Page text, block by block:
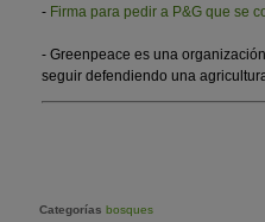
- Firma para pedir a P&G que se
- Greenpeace es una
seguir defendiendo una
Categorías bosques